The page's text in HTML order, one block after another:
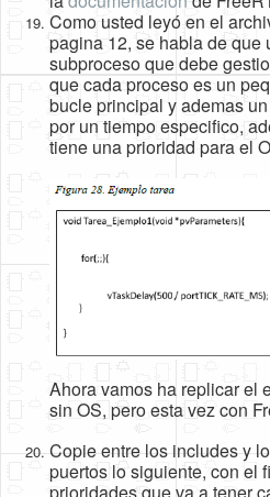
Como usted leyó en el
pagina 12, se habla de que
subproceso que debe
que cada proceso es un
bucle principal y ademas
por un tiempo especifico,
tiene una prioridad para el
Ahora vamos ha replicar el
sin OS, pero esta vez con
Copie entre los includes y
puertos lo siguiente, con el
prioridades que va a tener